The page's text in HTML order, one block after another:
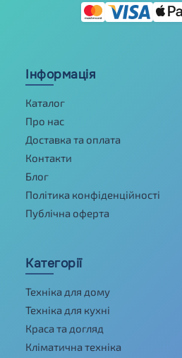
Інформація
Каталог
Про нас
Доставка та оплата
Контакти
Блог
Політика конфіденційності
Публічна оферта
Категорії
Техніка для дому
Техніка для кухні
Краса та догляд
Кліматична техніка